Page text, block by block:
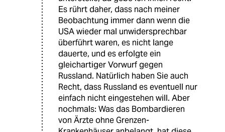
Es rührt daher, dass nach meiner
Beobachtung immer dann wenn die
USA wieder mal unwidersprechbar
überführt waren, es nicht lange
dauerte, und es erfolgte ein
gleichartiger Vorwurf gegen
Russland. Natürlich haben Sie auch
Recht, dass Russland es eventuell nur
einfach nicht eingestehen will. Aber
nochmals: Was das Bombardieren
von Ärzte ohne Grenzen-